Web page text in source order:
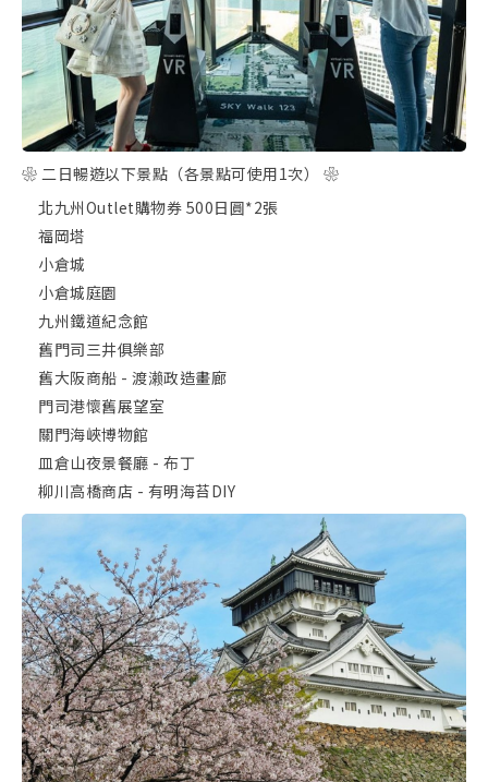
❀ 二日暢遊以下景點（各景點可使用1次） ❀
北九州Outlet購物券 500日圓*2張
福岡塔
小倉城
小倉城庭園
九州鐵道紀念館
舊門司三井俱樂部
舊大阪商船 - 渡濑政造畫廊
門司港懷舊展望室
關門海峽博物館
皿倉山夜景餐廳 - 布丁
柳川高橋商店 - 有明海苔DIY